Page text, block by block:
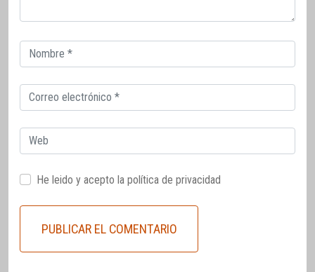
Correo
electrónico
Correo
electrónico
Web
He leido y acepto la política de privacidad